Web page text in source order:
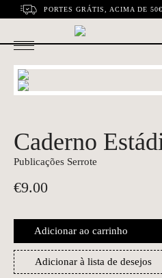
PORTES GRÁTIS, ACIMA DE
Caderno
Publicações Serrote
€9.00
Adicionar ao carrinho
Adicionar à lista de desejos